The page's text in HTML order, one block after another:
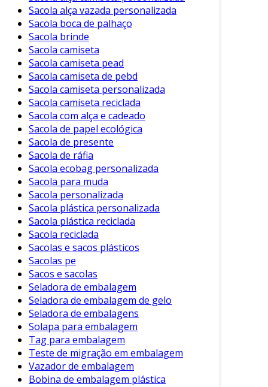
Sacola alça vazada personalizada
Sacola boca de palhaço
Sacola brinde
Sacola camiseta
Sacola camiseta pead
Sacola camiseta de pebd
Sacola camiseta personalizada
Sacola camiseta reciclada
Sacola com alça e cadeado
Sacola de papel ecológica
Sacola de presente
Sacola de ráfia
Sacola ecobag personalizada
Sacola para muda
Sacola personalizada
Sacola plástica personalizada
Sacola plástica reciclada
Sacola reciclada
Sacolas e sacos plásticos
Sacolas pe
Sacos e sacolas
Seladora de embalagem
Seladora de embalagem de gelo
Seladora de embalagens
Solapa para embalagem
Tag para embalagem
Teste de migração em embalagem
Vazador de embalagem
Bobina de embalagem plástica